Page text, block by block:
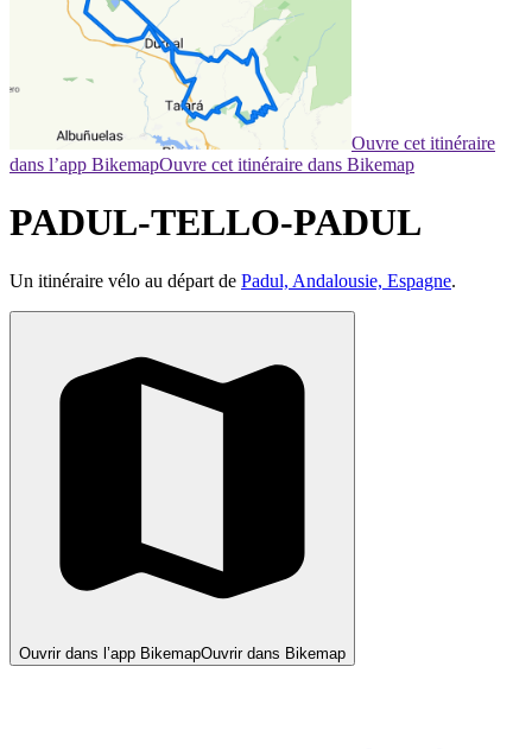
Ouvre cet itinéraire
dans l’app BikemapOuvre cet itinéraire dans Bikemap
PADUL-TELLO-PADUL
Un itinéraire vélo au départ de Padul, Andalousie, Espagne.
Ouvrir dans l’app BikemapOuvrir dans Bikemap